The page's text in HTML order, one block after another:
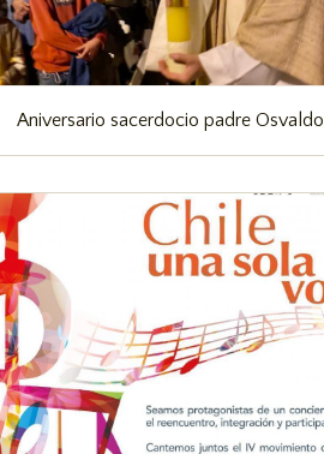
Aniversario sacerdocio padre Osvaldo